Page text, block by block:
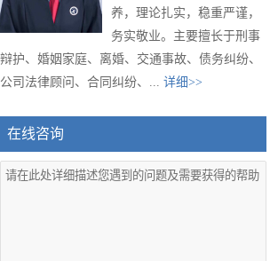
养，理论扎实，稳重严谨，
务实敬业。主要擅长于刑事
辩护、婚姻家庭、离婚、交通事故、债务纠纷、
公司法律顾问、合同纠纷、... 详细>>
在线咨询